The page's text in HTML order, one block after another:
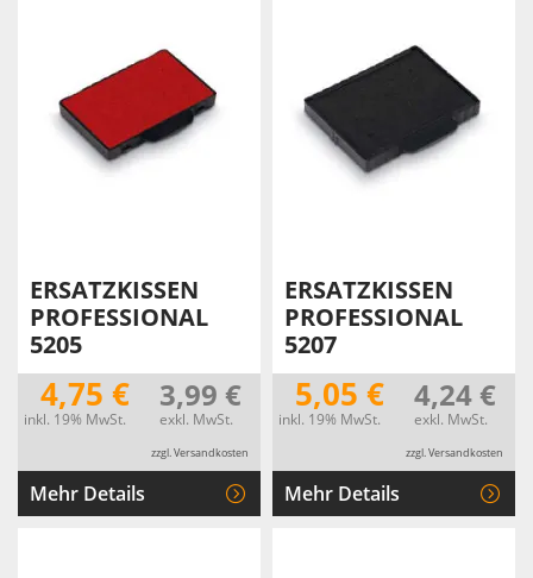
ERSATZKISSEN
PROFESSIONAL
5205
4,75 €
inkl. 19% MwSt.
3,99 €
exkl. MwSt.
zzgl. Versandkosten
Mehr Details
ERSATZKISSEN
PROFESSIONAL
5207
5,05 €
inkl. 19% MwSt.
4,24 €
exkl. MwSt.
zzgl. Versandkosten
Mehr Details